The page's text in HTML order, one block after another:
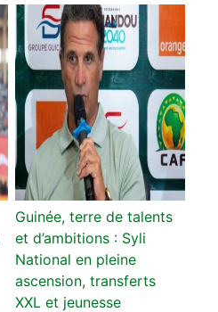
Guinée, terre de talents
et d’ambitions : Syli
National en pleine
ascension, transferts
XXL et jeunesse